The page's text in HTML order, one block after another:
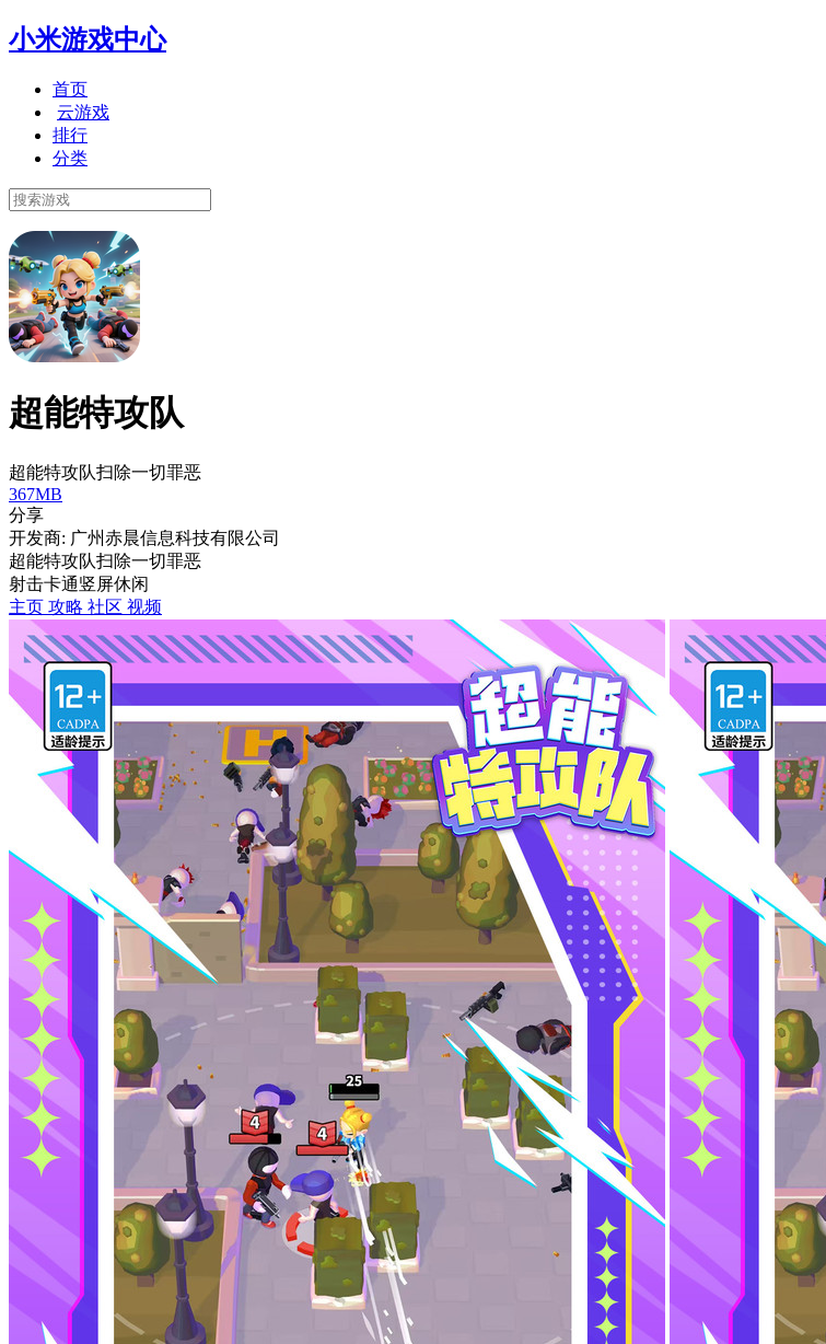
小米游戏中心
首页
云游戏
排行
分类
超能特攻队
超能特攻队扫除一切罪恶
367MB
分享
开发商: 广州赤晨信息科技有限公司
超能特攻队扫除一切罪恶
射击卡通竖屏休闲
主页 攻略 社区 视频